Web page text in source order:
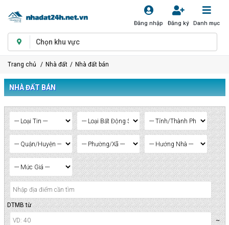
Chọn khu vực
Đăng nhập Đăng ký Danh mục
Trang chủ Nhà đất Nhà đất bán
NHÀ ĐẤT BÁN
DTMB từ
~